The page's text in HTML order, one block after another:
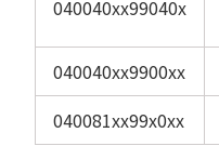
040040xx99040x
040040xx9900xx
040081xx99x0xx